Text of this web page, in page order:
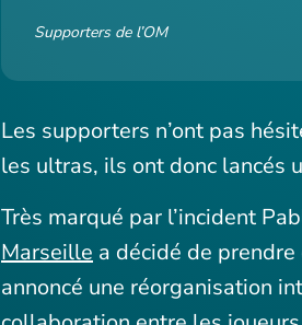
Supporters de l’OM
Les supporters n’ont pas
les ultras, ils ont donc lancés
Très marqué par l’incident
Marseille a décidé de
annoncé une réorganisation